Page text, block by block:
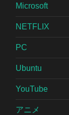
Microsoft
NETFLIX
PC
Ubuntu
YouTube
アニメ